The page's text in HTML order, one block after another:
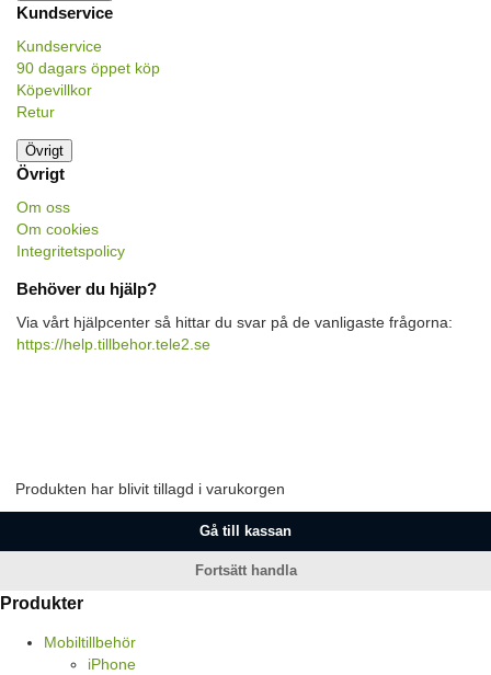
Kundservice
Kundservice
90 dagars öppet köp
Köpevillkor
Retur
Övrigt
Övrigt
Om oss
Om cookies
Integritetspolicy
Behöver du hjälp?
Via vårt hjälpcenter så hittar du svar på de vanligaste frågorna:
https://help.tillbehor.tele2.se
Produkten har blivit tillagd i varukorgen
Gå till kassan
Fortsätt handla
Produkter
Mobiltillbehör
iPhone